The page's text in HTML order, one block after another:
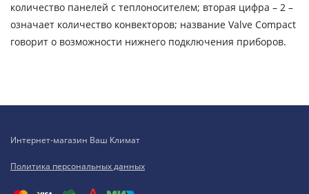
количество панелей с теплоносителем; вторая цифра – 2 –
означает количество конвекторов; название Valve Compact
говорит о возможности нижнего подключения приборов.
Интернет-магазин Ваш Климат
Политика персональных данных